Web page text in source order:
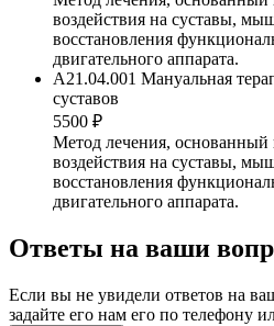
воздействия на суставы,
восстановления
двигательного аппарата.
A21.04.001 Мануальная
суставов
5500 ₽
Метод лечения, основанный
воздействия на суставы,
восстановления
двигательного аппарата.
Ответы на ваши
Если вы не увидели ответов на
задайте его нам его по телефону